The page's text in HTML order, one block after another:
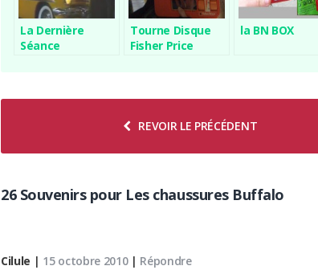
La Dernière
Séance
Tourne Disque
Fisher Price
la BN BOX
REVOIR LE PRÉCÉDENT
26 Souvenirs pour Les chaussures Buffalo
Cilule | 15 octobre 2010| Répondre